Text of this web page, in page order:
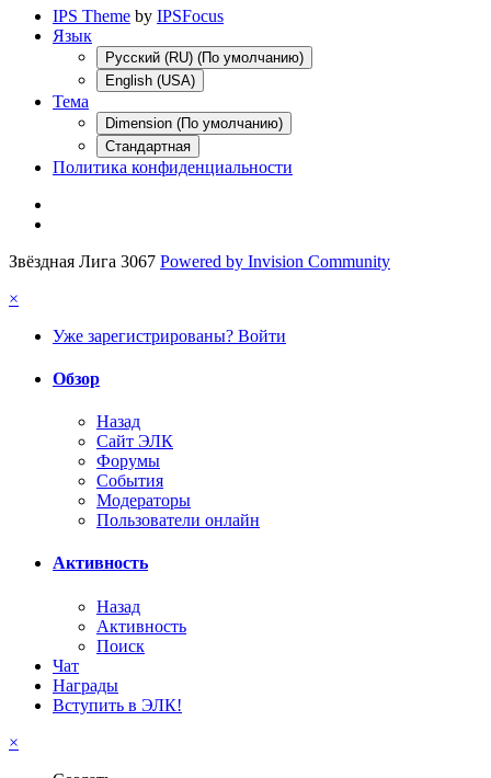
IPS Theme by IPSFocus
Язык
Русский (RU) (По умолчанию)
English (USA)
Тема
Dimension (По умолчанию)
Стандартная
Политика конфиденциальности
Звёздная Лига 3067 Powered by Invision Community
×
Уже зарегистрированы? Войти
Обзор
Назад
Сайт ЭЛК
Форумы
События
Модераторы
Пользователи онлайн
Активность
Назад
Активность
Поиск
Чат
Награды
Вступить в ЭЛК!
×